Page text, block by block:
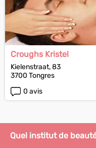
Croughs Kristel
Kielenstraat, 83
3700 Tongres
0 avis
Quel institut de